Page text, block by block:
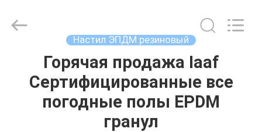
ПРОДУКТЫ
Materials
Настил ЭПДМ резиновый
Горячая продажа Iaaf
Сертифицированные все
погодные полы EPDM
гранул